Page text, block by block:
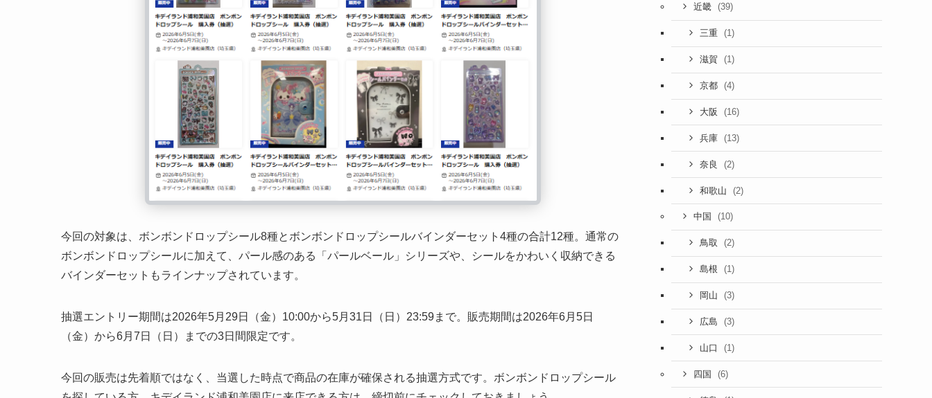
今回の対象は、ボンボンドロップシール8種とボンボンドロップシールバインダーセット4種の合計12種。通常の
ボンボンドロップシールに加えて、パール感のある「パールベール」シリーズや、シールをかわいく収納できる
バインダーセットもラインナップされています。
抽選エントリー期間は2026年5月29日（金）10:00から5月31日（日）23:59まで。販売期間は2026年6月5日
（金）から6月7日（日）までの3日間限定です。
今回の販売は先着順ではなく、当選した時点で商品の在庫が確保される抽選方式です。ボンボンドロップシール
近畿 (39)
三重 (1)
滋賀 (1)
京都 (4)
大阪 (16)
兵庫 (13)
奈良 (2)
和歌山 (2)
中国 (10)
鳥取 (2)
島根 (1)
岡山 (3)
広島 (3)
山口 (1)
四国 (6)